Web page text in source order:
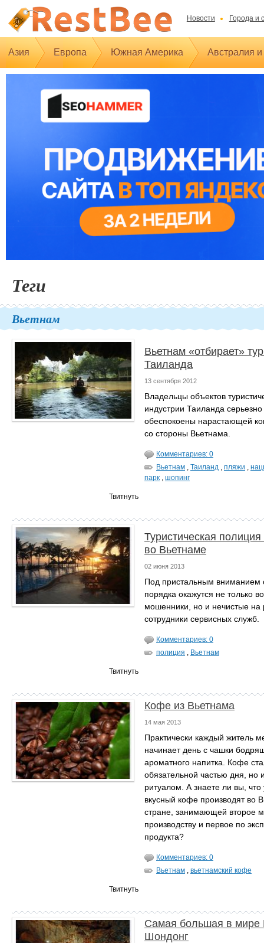
Новости Города и
Азия Европа Южная Америка Австралия
Теги
Вьетнам
Вьетнам «отбирает»
Таиланда
13 сентября 2012
Владельцы объектов
индустрии Таиланда серьезно
обеспокоены нарастающей
со стороны Вьетнама.
Комментариев: 0
Вьетнам , Таиланд , пляжи ,
парк , шопинг
Твитнуть
Туристическая полиция
во Вьетнаме
02 июня 2013
Под пристальным вниманием
порядка окажутся не только
мошенники, но и нечистые на
сотрудники сервисных служб.
Комментариев: 0
полиция , Вьетнам
Твитнуть
Кофе из Вьетнама
14 мая 2013
Практически каждый житель
начинает день с чашки
ароматного напитка. Кофе
обязательной частью дня, но
ритуалом. А знаете ли вы, что
вкусный кофе производят во
стране, занимающей второе
производству и первое по
продукта?
Комментариев: 0
Вьетнам , вьетнамский кофе
Твитнуть
Самая большая в
Шондонг